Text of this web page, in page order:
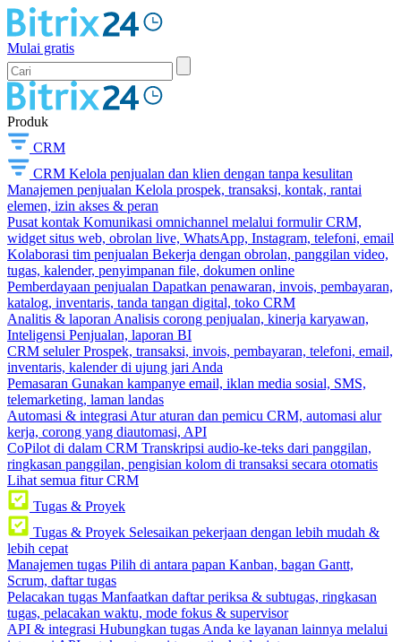
Mulai gratis
Produk
CRM
CRM Kelola penjualan dan klien dengan tanpa kesulitan
Manajemen penjualan Kelola prospek, transaksi, kontak, rantai
elemen, izin akses & peran
Pusat kontak Komunikasi omnichannel melalui formulir CRM,
widget situs web, obrolan live, WhatsApp, Instagram, telefoni, email
Kolaborasi tim penjualan Bekerja dengan obrolan, panggilan video,
tugas, kalender, penyimpanan file, dokumen online
Pemberdayaan penjualan Dapatkan penawaran, invois, pembayaran,
katalog, inventaris, tanda tangan digital, toko CRM
Analitis & laporan Analisis corong penjualan, kinerja karyawan,
Inteligensi Penjualan, laporan BI
CRM seluler Prospek, transaksi, invois, pembayaran, telefoni, email,
inventaris, kalender di ujung jari Anda
Pemasaran Gunakan kampanye email, iklan media sosial, SMS,
telemarketing, laman landas
Automasi & integrasi Atur aturan dan pemicu CRM, automasi alur
kerja, corong yang diautomasi, API
CoPilot di dalam CRM Transkripsi audio-ke-teks dari panggilan,
ringkasan panggilan, pengisian kolom di transaksi secara otomatis
Lihat semua fitur CRM
Tugas & Proyek
Tugas & Proyek Selesaikan pekerjaan dengan lebih mudah &
lebih cepat
Manajemen tugas Pilih di antara papan Kanban, bagan Gantt,
Scrum, daftar tugas
Pelacakan tugas Manfaatkan daftar periksa & subtugas, ringkasan
tugas, pelacakan waktu, mode fokus & supervisor
API & integrasi Hubungkan tugas Anda ke layanan lainnya melalui